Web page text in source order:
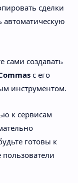
сделки
сами создавать
с его
инструментом.
к сервисам
готовы к